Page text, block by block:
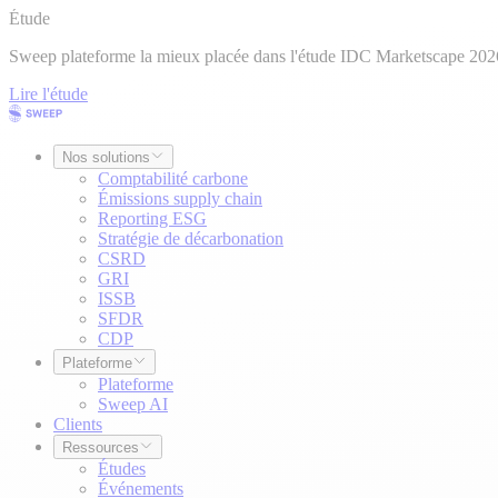
Étude
Sweep plateforme la mieux placée dans l'étude IDC Marketscape
Lire l'étude
Nos solutions
Comptabilité carbone
Émissions supply chain
Reporting ESG
Stratégie de décarbonation
CSRD
GRI
ISSB
SFDR
CDP
Plateforme
Plateforme
Sweep AI
Clients
Ressources
Études
Événements